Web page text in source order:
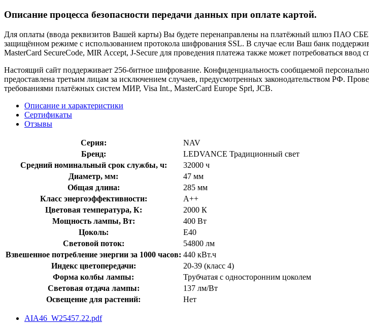
Описание процесса безопасности передачи данных при оплате картой.
Для оплаты (ввода реквизитов Вашей карты) Вы будете перенаправлены на платёжный шлюз ПАО
защищённом режиме с использованием протокола шифрования SSL. В случае если Ваш банк
MasterCard SecureCode, MIR Accept, J-Secure для проведения платежа также может потребоваться ввод
Настоящий сайт поддерживает 256-битное шифрование. Конфиденциальность сообщаемой
предоставлена третьим лицам за исключением случаев, предусмотренных законодательством РФ.
требованиями платёжных систем МИР, Visa Int., MasterCard Europe Sprl, JCB.
Описание и характеристики
Сертификаты
Отзывы
Серия:
NAV
Бренд:
LEDVANCE Традиционный свет
Средний номинальный срок службы, ч:
32000 ч
Диаметр, мм:
47 мм
Общая длина:
285 мм
Класс энергоэффективности:
A++
Цветовая температура, К:
2000 К
Мощность лампы, Вт:
400 Вт
Цоколь:
E40
Световой поток:
54800 лм
Взвешенное потребление энергии за 1000 часов: 440 кВт.ч
Индекс цветопередачи:
20-39 (класс 4)
Форма колбы лампы:
Трубчатая с односторонним цоколем
Световая отдача лампы:
137 лм/Вт
Освещение для растений:
Нет
AIA46_W25457.22.pdf